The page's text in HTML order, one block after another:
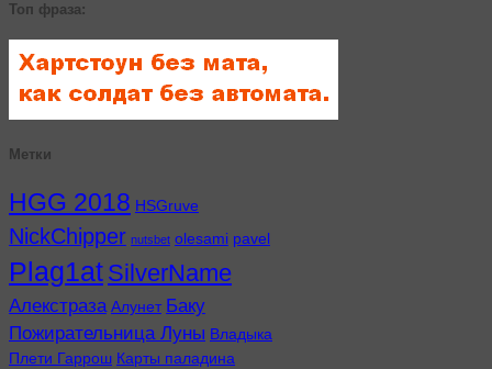
Топ фраза:
Метки
HGG 2018 HSGruve
NickChipper nutsbet olesami pavel
Plag1at SilverName
Алекстраза Алунет Баку
Пожирательница Луны Владыка
Плети Гаррош Карты паладина